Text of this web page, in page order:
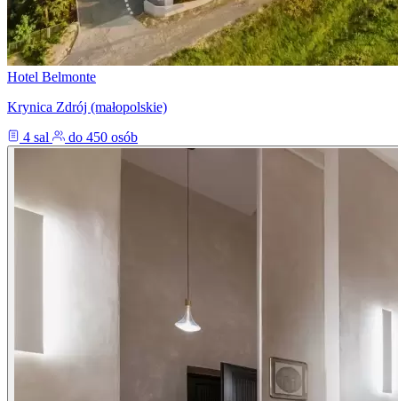
Hotel Belmonte
Krynica Zdrój (małopolskie)
4 sal
do 450 osób